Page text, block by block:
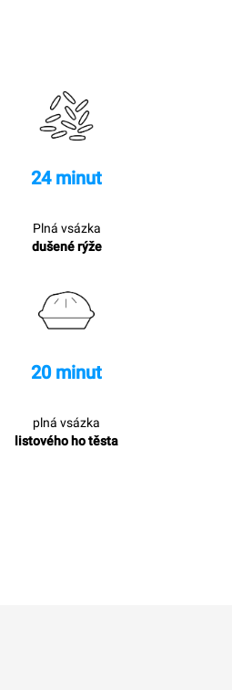
24 minut
Plná vsázka
dušené rýže
20 minut
plná vsázka
listového ho těsta